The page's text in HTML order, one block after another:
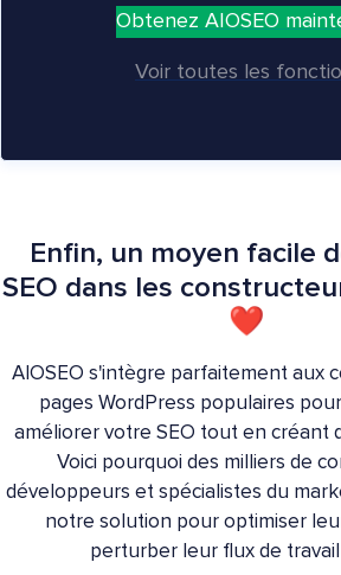
Obtenez AIOSEO
Voir toutes les
Enfin, un moyen facile
SEO dans les
❤
AIOSEO s'intègre parfaitement aux
pages WordPress populaires
améliorer votre SEO tout en créant
Voici pourquoi des milliers de
développeurs et spécialistes du
notre solution pour optimiser
perturber leur flux de travail